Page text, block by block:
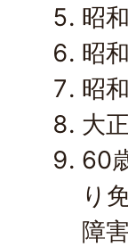
昭
昭
昭
大
60
り
障